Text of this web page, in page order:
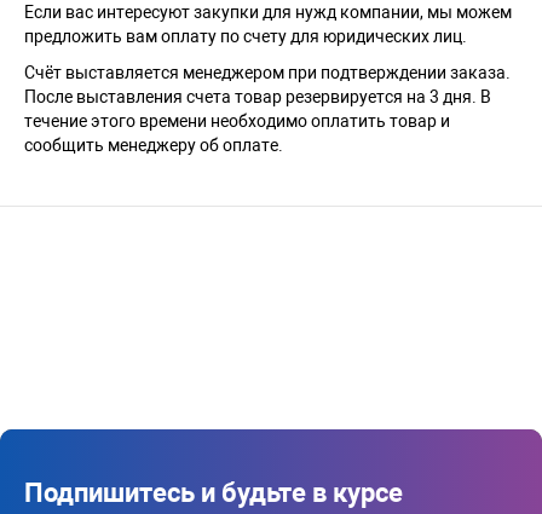
Если вас интересуют закупки для нужд компании, мы можем
предложить вам оплату по счету для юридических лиц.
Счёт выставляется менеджером при подтверждении заказа.
После выставления счета товар резервируется на 3 дня. В
течение этого времени необходимо оплатить товар и
сообщить менеджеру об оплате.
Подпишитесь и будьте в курсе